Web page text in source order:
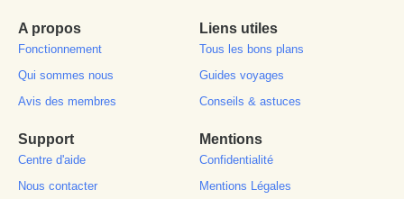
A propos
Fonctionnement
Qui sommes nous
Avis des membres
Liens utiles
Tous les bons plans
Guides voyages
Conseils & astuces
Support
Centre d'aide
Nous contacter
Mentions
Confidentialité
Mentions Légales